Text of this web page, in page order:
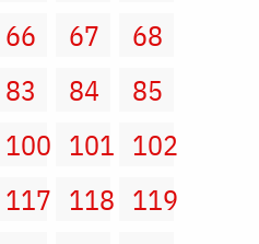
66 67
68
83 84
85
100 101 102
117 118 119